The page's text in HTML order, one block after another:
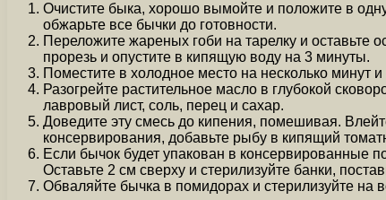
Очистите быка, хорошо вымойте и положите в
обжарьте все бычки до готовности.
Переложите жареных гоби на тарелку и оставьте
прорезь и опустите в кипящую воду на 3 минуты.
Поместите в холодное место на несколько минут
Разогрейте растительное масло в глубокой
лавровый лист, соль, перец и сахар.
Доведите эту смесь до кипения, помешивая.
консервирования, добавьте рыбу в кипящий
Если бычок будет упакован в консервированные
Оставьте 2 см сверху и стерилизуйте банки,
Обваляйте бычка в помидорах и стерилизуйте